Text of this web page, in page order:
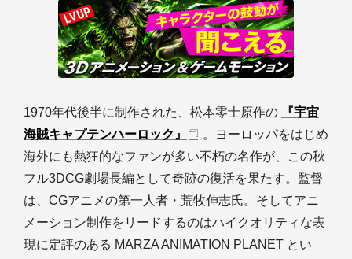
1970年代後半に制作された、松本零士原作の
『宇宙
海賊キャプテンハーロック』
。ヨーロッパをはじめ
海外にも熱狂的なファンが多い不朽の名作が、この秋
フル3DCG劇場長編として奇跡の復活を果たす。監督
は、CGアニメの第一人者・荒牧伸志氏。そしてアニ
メーション制作をリードするのはハイクオリティな表
現に定評のある MARZA ANIMATION PLANET とい